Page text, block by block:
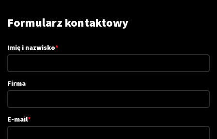
Formularz kontaktowy
Imię i nazwisko*
Firma
E-mail*